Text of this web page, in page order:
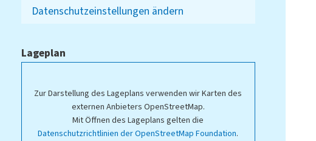
Datenschutzeinstellungen ändern
Lageplan
Zur Darstellung des Lageplans verwenden wir Karten des
externen Anbieters OpenStreetMap.
Mit Öffnen des Lageplans gelten die
Datenschutzrichtlinien der OpenStreetMap Foundation.